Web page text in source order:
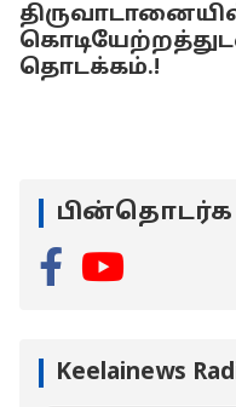
தொடக்கம்.!
பின்தொடர்க
Keelainews